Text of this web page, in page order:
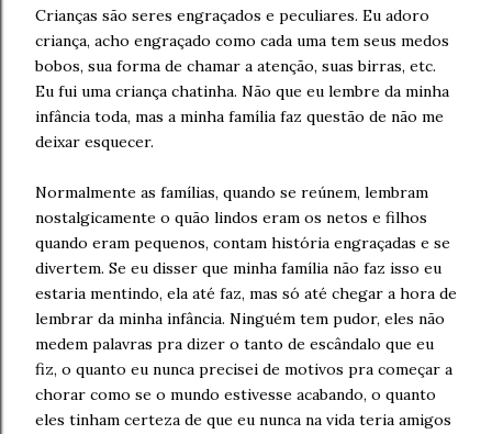
Crianças são seres engraçados e peculiares. Eu adoro
criança, acho engraçado como cada uma tem seus medos
bobos, sua forma de chamar a atenção, suas birras, etc.
Eu fui uma criança chatinha. Não que eu lembre da minha
infância toda, mas a minha família faz questão de não me
deixar esquecer.
Normalmente as famílias, quando se reúnem, lembram
nostalgicamente o quão lindos eram os netos e filhos
quando eram pequenos, contam história engraçadas e se
divertem. Se eu disser que minha família não faz isso eu
estaria mentindo, ela até faz, mas só até chegar a hora de
lembrar da minha infância. Ninguém tem pudor, eles não
medem palavras pra dizer o tanto de escândalo que eu
fiz, o quanto eu nunca precisei de motivos pra começar a
chorar como se o mundo estivesse acabando, o quanto
eles tinham certeza de que eu nunca na vida teria amigos